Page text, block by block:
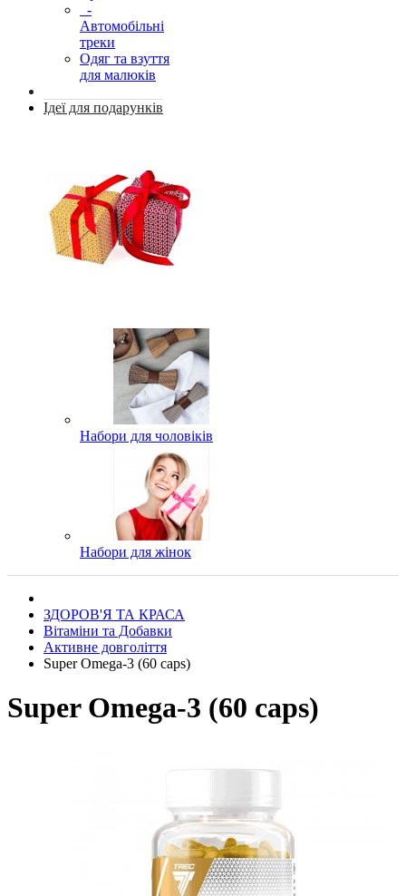
-
Автомобільні
треки
Одяг та взуття
для малюків
Ідеї для подарунків
Набори для чоловіків
Набори для жінок
ЗДОРОВ'Я ТА КРАСА
Вітаміни та Добавки
Активне довголіття
Super Omega-3 (60 caps)
Super Omega-3 (60 caps)